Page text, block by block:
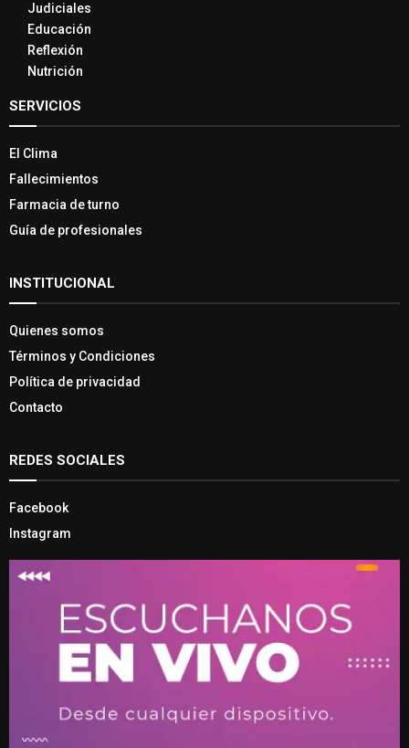
Judiciales
Educación
Reflexión
Nutrición
SERVICIOS
El Clima
Fallecimientos
Farmacia de turno
Guía de profesionales
INSTITUCIONAL
Quienes somos
Términos y Condiciones
Política de privacidad
Contacto
REDES SOCIALES
Facebook
Instagram